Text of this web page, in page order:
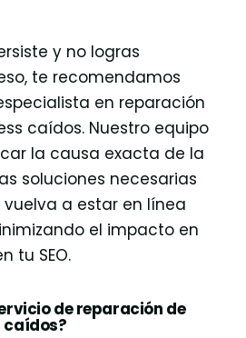
y no logras
te recomendamos
en reparación
caídos. Nuestro equipo
la causa exacta de la
soluciones necesarias
a estar en línea
el impacto en
tu SEO.
de reparación de
caídos?